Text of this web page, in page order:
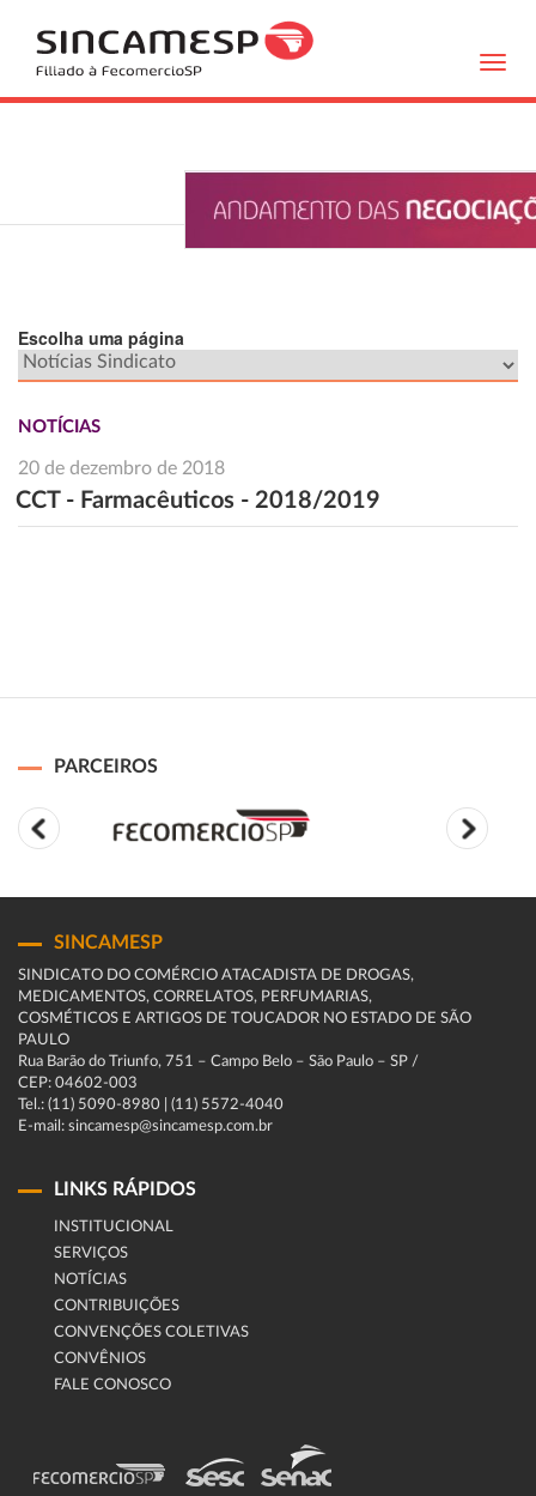
Escolha uma página
NOTÍCIAS
20 de dezembro de 2018
CCT - Farmacêuticos - 2018/2019
PARCEIROS
SINCAMESP
SINDICATO DO COMÉRCIO ATACADISTA DE DROGAS,
MEDICAMENTOS, CORRELATOS, PERFUMARIAS,
COSMÉTICOS E ARTIGOS DE TOUCADOR NO ESTADO DE SÃO
PAULO
Rua Barão do Triunfo, 751 – Campo Belo – São Paulo – SP /
CEP: 04602-003
Tel.: (11) 5090-8980 | (11) 5572-4040
E-mail: sincamesp@sincamesp.com.br
LINKS RÁPIDOS
INSTITUCIONAL
SERVIÇOS
NOTÍCIAS
CONTRIBUIÇÕES
CONVENÇÕES COLETIVAS
CONVÊNIOS
FALE CONOSCO